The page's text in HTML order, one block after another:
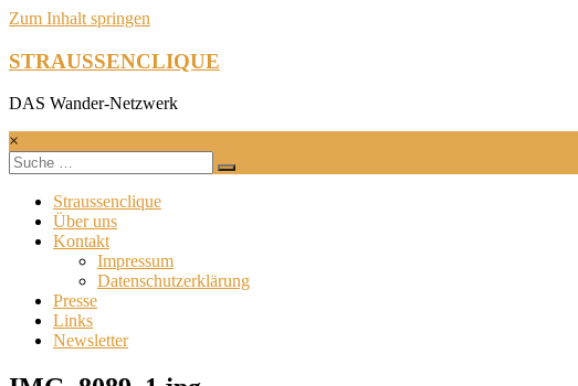
Zum Inhalt springen
STRAUSSENCLIQUE
DAS Wander-Netzwerk
×
Straussenclique
Über uns
Kontakt
Impressum
Datenschutzerklärung
Presse
Links
Newsletter